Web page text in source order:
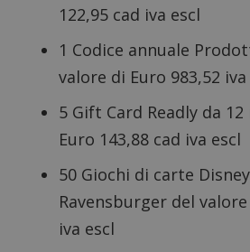
122,95 cad iva escl
1 Codice annuale
valore di Euro 983,52 iva
5 Gift Card Readly da
Euro 143,88 cad iva escl
50 Giochi di carte
Ravensburger del
iva escl